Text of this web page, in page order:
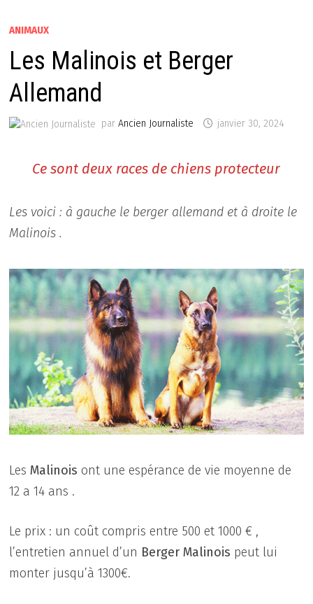
ANIMAUX
Les Malinois et Berger
Allemand
parAncien Journaliste janvier 30, 2024
Ce sont deux races de chiens protecteur
Les voici : à gauche le berger allemand et à droite le
Malinois .
LesMalinois ont une espérance de vie moyenne de
12 a 14 ans .
Le prix : un coût compris entre 500 et 1000 € ,
l’entretien annuel d’un BergerMalinois peut lui
monter jusqu’à 1300€.